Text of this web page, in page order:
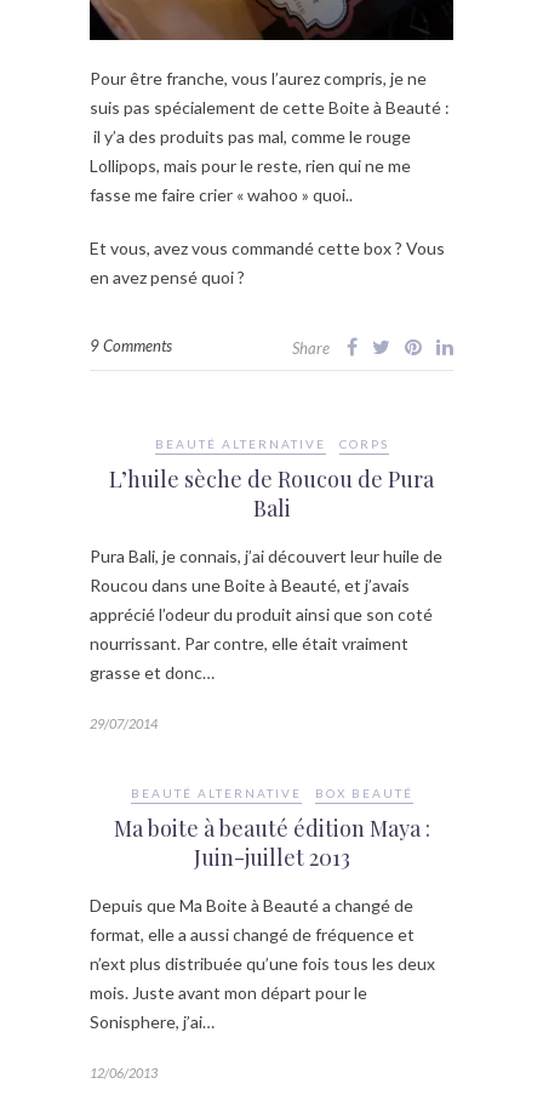
Pour être franche, vous l’aurez compris, je ne
suis pas spécialement de cette Boite à Beauté :
il y’a des produits pas mal, comme le rouge
Lollipops, mais pour le reste, rien qui ne me
fasse me faire crier « wahoo » quoi..
Et vous, avez vous commandé cette box ? Vous
en avez pensé quoi ?
9 Comments Share
BEAUTÉ ALTERNATIVE CORPS
L’huile sèche de Roucou de Pura
Bali
Pura Bali, je connais, j’ai découvert leur huile de
Roucou dans une Boite à Beauté, et j’avais
apprécié l’odeur du produit ainsi que son coté
nourrissant. Par contre, elle était vraiment
grasse et donc…
29/07/2014
BEAUTÉ ALTERNATIVE BOX BEAUTÉ
Ma boite à beauté édition Maya :
Juin-juillet 2013
Depuis que Ma Boite à Beauté a changé de
format, elle a aussi changé de fréquence et
n’ext plus distribuée qu’une fois tous les deux
mois. Juste avant mon départ pour le
Sonisphere, j’ai…
12/06/2013